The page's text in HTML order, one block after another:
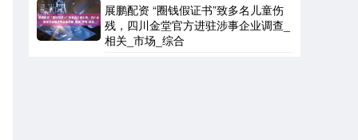
展鹏配资 “圈钱假证书”致多名儿童伤
残，四川金堂官方进驻涉事企业调查_
相关_市场_综合